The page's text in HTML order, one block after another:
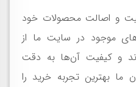
و اصالت محصولات خود
موجود در سایت ما از
و کیفیت آن‌ها به دقت
بهترین تجربه خرید را